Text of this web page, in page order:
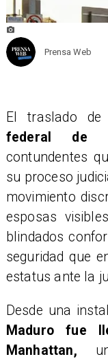
Prensa Web
El traslado de
federal de
contundentes
su proceso
movimiento
esposas
blindados
seguridad que
estatus ante la
Desde una
Maduro fue
Manhattan,